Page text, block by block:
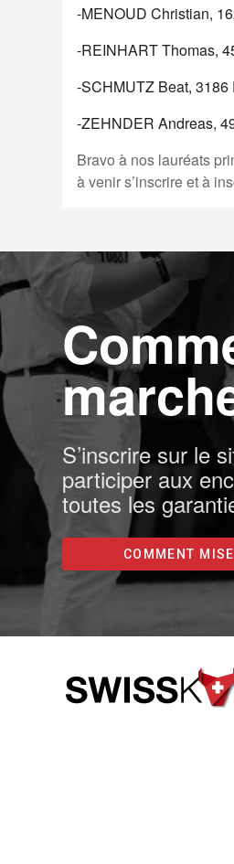
-MENOUD Christian,
-REINHART Thomas,
-SCHMUTZ Beat, 3186
-ZEHNDER Andreas,
Bravo à nos lauréats
à venir s’inscrire et à
S’inscrire sur le
participer aux
toutes les
COMMENT